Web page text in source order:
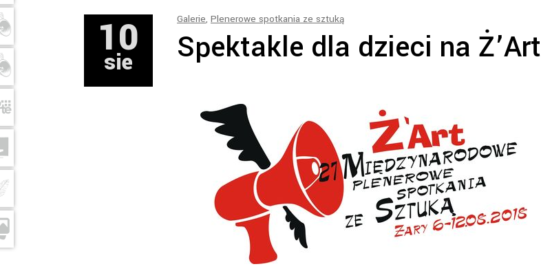
10
sie
Galerie, Plenerowe spotkania ze sztuką
Spektakle dla dzieci na Ż’Art